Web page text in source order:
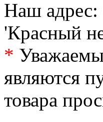
Наш адрес:
'Красный
*
являются
товара